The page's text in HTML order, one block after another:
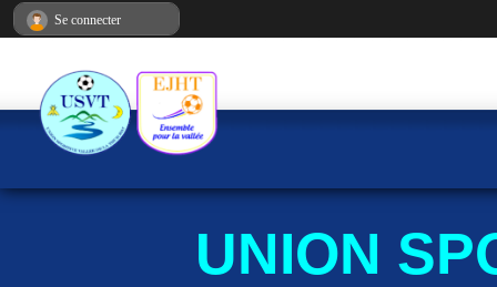
UNION
Se connecter
Panneau de gestion des cookies